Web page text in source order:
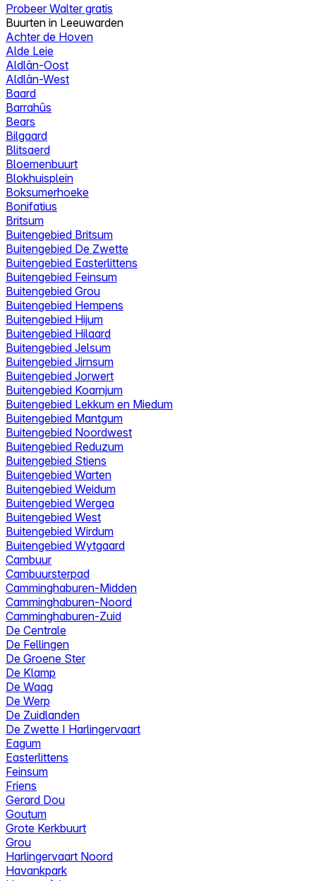
Probeer Walter gratis
Buurten in Leeuwarden
Achter de Hoven
Alde Leie
Aldlân-Oost
Aldlân-West
Baard
Barrahûs
Bears
Bilgaard
Blitsaerd
Bloemenbuurt
Blokhuisplein
Boksumerhoeke
Bonifatius
Britsum
Buitengebied Britsum
Buitengebied De Zwette
Buitengebied Easterlittens
Buitengebied Feinsum
Buitengebied Grou
Buitengebied Hempens
Buitengebied Hijum
Buitengebied Hilaard
Buitengebied Jelsum
Buitengebied Jirnsum
Buitengebied Jorwert
Buitengebied Koarnjum
Buitengebied Lekkum en Miedum
Buitengebied Mantgum
Buitengebied Noordwest
Buitengebied Reduzum
Buitengebied Stiens
Buitengebied Warten
Buitengebied Weidum
Buitengebied Wergea
Buitengebied West
Buitengebied Wirdum
Buitengebied Wytgaard
Cambuur
Cambuursterpad
Camminghaburen-Midden
Camminghaburen-Noord
Camminghaburen-Zuid
De Centrale
De Fellingen
De Groene Ster
De Klamp
De Waag
De Werp
De Zuidlanden
De Zwette I Harlingervaart
Eagum
Easterlittens
Feinsum
Friens
Gerard Dou
Goutum
Grote Kerkbuurt
Grou
Harlingervaart Noord
Havankpark